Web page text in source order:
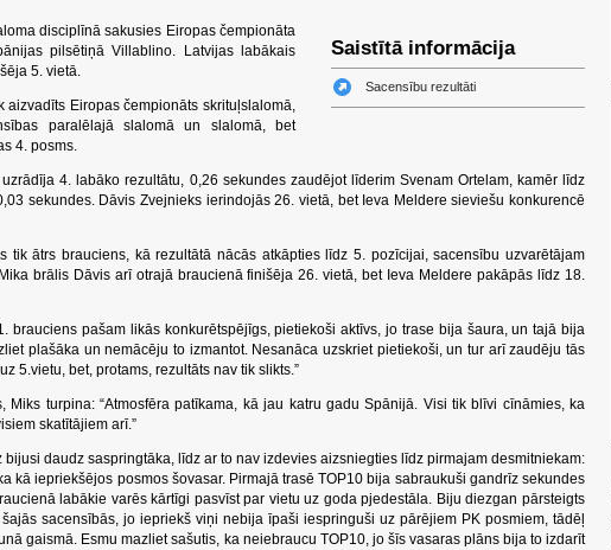
Saistītā informācija
Sacensību rezultāti
disciplīnā sakusies Eiropas čempionāta
pilsētiņā Villablino. Latvijas labākais
5. vietā.
Eiropas čempionāts skrituļslalomā,
paralēlajā slalomā un slalomā, bet
4. posms.
4. labāko rezultātu, 0,26 sekundes zaudējot līderim Svenam Ortelam, kamēr līdz
sekundes. Dāvis Zvejnieks ierindojās 26. vietā, bet Ieva Meldere sieviešu konkurencē
tik ātrs brauciens, kā rezultātā nācās atkāpties līdz 5. pozīcijai, sacensību uzvarētājam
brālis Dāvis arī otrajā braucienā finišēja 26. vietā, bet Ieva Meldere pakāpās līdz 18.
brauciens pašam likās konkurētspējīgs, pietiekoši aktīvs, jo trase bija šaura, un tajā bija
plašāka un nemācēju to izmantot. Nesanāca uzskriet pietiekoši, un tur arī zaudēju tās
5.vietu, bet, protams, rezultāts nav tik slikts.”
Miks turpina: “Atmosfēra patīkama, kā jau katru gadu Spānijā. Visi tik blīvi cīnāmies, ka
skatītājiem arī.”
bijusi daudz saspringtāka, līdz ar to nav izdevies aizsniegties līdz pirmajam desmitniekam:
kā iepriekšējos posmos šovasar. Pirmajā trasē TOP10 bija sabraukuši gandrīz sekundes
labākie varēs kārtīgi pasvīst par vietu uz goda pjedestāla. Biju diezgan pārsteigts
sacensībās, jo iepriekš viņi nebija īpaši iespringuši uz pārējiem PK posmiem, tādēļ
gaismā. Esmu mazliet sašutis, ka neiebraucu TOP10, jo šīs vasaras plāns bija to izdarīt